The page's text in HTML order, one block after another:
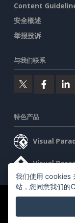
Content
安全概述
举报投诉
与我们联系
特色产品
Visual
Visual
©2026 by Visual
我们使用 cookies
站，您同意我们的